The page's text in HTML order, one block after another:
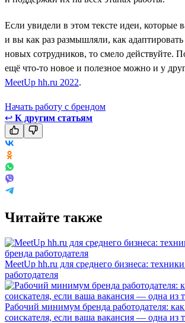
Если увидели в этом тексте идеи, которые
и вы как раз размышляли, как адаптировать
новых сотрудников, то смело действуйте.
ещё что-то новое и полезное можно и у
MeetUp hh.ru 2022.
Начать работу с брендом
↩ К другим статьям
Читайте также
MeetUp hh.ru для среднего бизнеса:
работодателя
Рабочий минимум бренда работодателя:
соискателя, если ваша вакансия — одна из